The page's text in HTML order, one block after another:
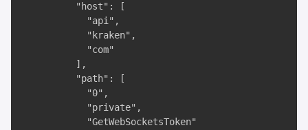
          "host": [
            "api",
            "kraken",
            "com"
          ],
          "path": [
            "0",
            "private",
            "GetWebSocketsToken"